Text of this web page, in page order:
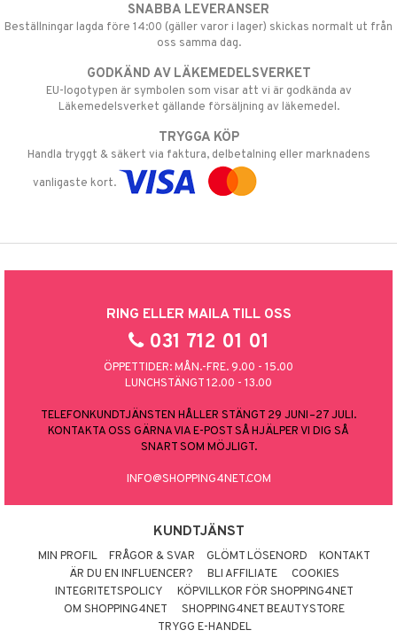
SNABBA LEVERANSER
Beställningar lagda före 14:00 (gäller varor i lager) skickas normalt ut från
oss samma dag.
GODKÄND AV LÄKEMEDELSVERKET
EU-logotypen är symbolen som visar att vi är godkända av
Läkemedelsverket gällande försäljning av läkemedel.
TRYGGA KÖP
Handla tryggt & säkert via faktura, delbetalning eller marknadens
vanligaste kort.
RING ELLER MAILA TILL OSS
031 712 01 01
ÖPPETTIDER: MÅN.-FRE. 9.00 - 15.00
LUNCHSTÄNGT 12.00 - 13.00
TELEFONKUNDTJÄNSTEN HÅLLER STÄNGT 29 JUNI–27 JULI.
KONTAKTA OSS GÄRNA VIA E-POST SÅ HJÄLPER VI DIG SÅ
SNART SOM MÖJLIGT.
INFO@SHOPPING4NET.COM
KUNDTJÄNST
MIN PROFIL FRÅGOR & SVAR GLÖMT LÖSENORD
KONTAKT
ÄR DU EN INFLUENCER?
BLI AFFILIATE
COOKIES
INTEGRITETSPOLICY
KÖPVILLKOR FÖR SHOPPING4NET
OM SHOPPING4NET
SHOPPING4NET BEAUTYSTORE
TRYGG E-HANDEL